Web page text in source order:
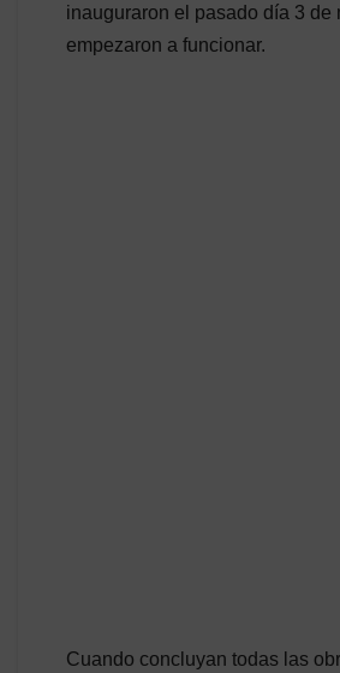
inauguraron el pasado día 3 de
empezaron a funcionar.
Cuando concluyan todas las